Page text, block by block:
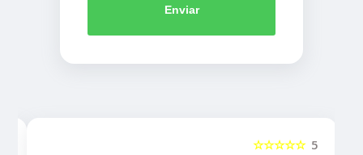
Enviar
5
☆☆☆☆☆